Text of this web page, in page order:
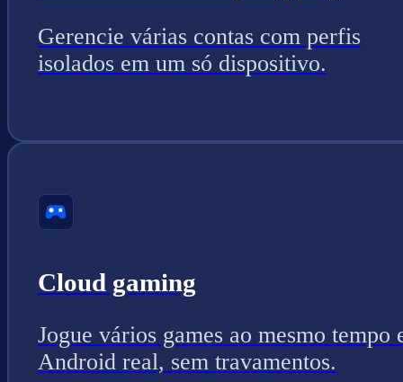
Gerencie várias contas com perfis
isolados em um só dispositivo.
Cloud gaming
Jogue vários games ao mesmo tempo
Android real, sem travamentos.